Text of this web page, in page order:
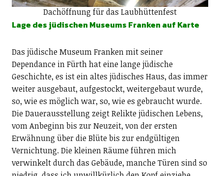
Dachöffnung für das Laubhüttenfest
Lage des jüdischen Museums Franken auf Karte
Das jüdische Museum Franken mit seiner
Dependance in Fürth hat eine lange jüdische
Geschichte, es ist ein altes jüdisches Haus, das immer
weiter ausgebaut, aufgestockt, weitergebaut wurde,
so, wie es möglich war, so, wie es gebraucht wurde.
Die Dauerausstellung zeigt Relikte jüdischen Lebens,
vom Anbeginn bis zur Neuzeit, von der ersten
Erwähnung über die Blüte bis zur endgültigen
Vernichtung. Die kleinen Räume führen mich
verwinkelt durch das Gebäude, manche Türen sind so